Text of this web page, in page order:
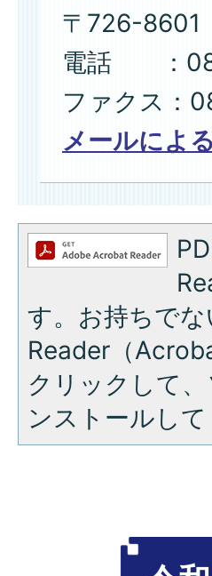
〒726-8601
電話 ：
ファクス：
メールによ
す。お持ちで
Reader（
クリックして
ンストールして